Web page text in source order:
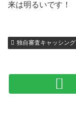
来は明るいです！
独自審査キャッシング